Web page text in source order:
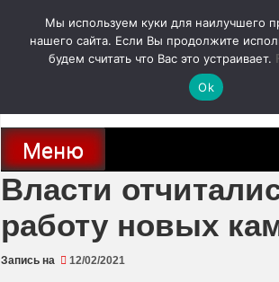
содержимому
Новости про современные автомобили и не
и отечественного автопрома
Меню
Власти
работу новых
Запись на 12/02/2021
Мы используем куки для наилучшего
нашего сайта. Если Вы продолжите
будем считать что Вас это устраивает.
Ok